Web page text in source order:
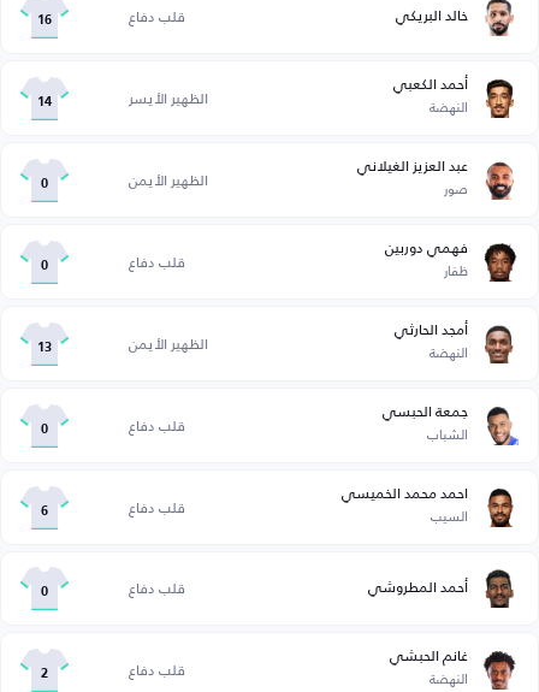
خالد البريكي قلب دفاع 16
أحمد الكعبي
النهضة الظهير الأيسر 14
عبد العزيز الغيلاني
صور الظهير الأيمن 0
فهمي دوربين
ظفار قلب دفاع 0
أمجد الحارثي
النهضة الظهير الأيمن 13
جمعة الحبسي
الشباب قلب دفاع 0
احمد محمد الخميسي
السيب قلب دفاع 6
أحمد المطروشي قلب دفاع 0
غانم الحبشي
النهضة قلب دفاع 2